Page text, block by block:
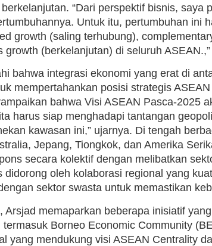
“Dari perspektif bisnis, saya
Untuk itu, pertumbuhan ini
growth (saling terhubung),
(berkelanjutan) di seluruh
bahwa integrasi ekonomi yang erat di
mempertahankan posisi strategis
bahwa Visi ASEAN Pasca-2025
harus siap menghadapi tantangan
kawasan ini,” ujarnya. Di tengah
Jepang, Tiongkok, dan Amerika
secara kolektif dengan melibatkan
didorong oleh kolaborasi regional yang
sektor swasta untuk memastikan
Arsjad memaparkan beberapa inisiatif
Borneo Economic Community
yang mendukung visi ASEAN Centrality